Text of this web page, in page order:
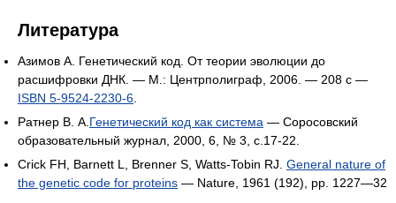
Литература
Азимов А. Генетический код. От теории эволюции до
расшифровки ДНК. — М.: Центрполиграф, 2006. — 208 с —
ISBN 5-9524-2230-6
Ратнер В. А. Генетический код как система — Соросовский
образовательный журнал, 2000, 6, № 3, с.17-22.
Crick FH, Barnett L, Brenner S, Watts-Tobin RJ. General nature of
the genetic code for proteins — Nature, 1961 (192), pp. 1227—32